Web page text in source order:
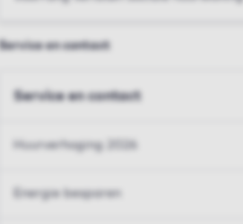
Service en contact
Service en contact
Huurverhoging 2026
Energie besparen